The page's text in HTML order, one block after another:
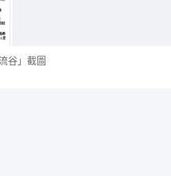
谷」截圖